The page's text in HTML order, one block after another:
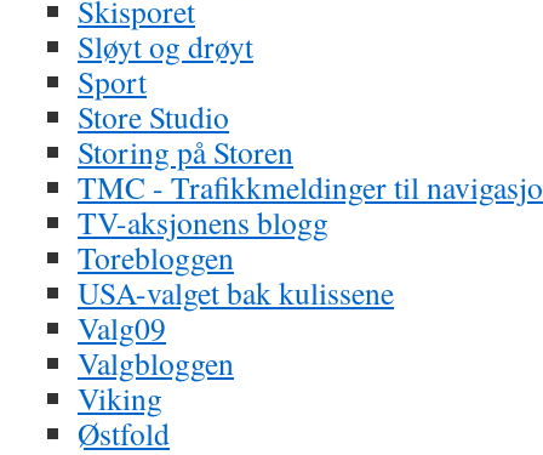
Skisporet
Sløyt og drøyt
Sport
Store Studio
Storing på Storen
TMC - Trafikkmeldinger til
TV-aksjonens blogg
Torebloggen
USA-valget bak kulissene
Valg09
Valgbloggen
Viking
Østfold